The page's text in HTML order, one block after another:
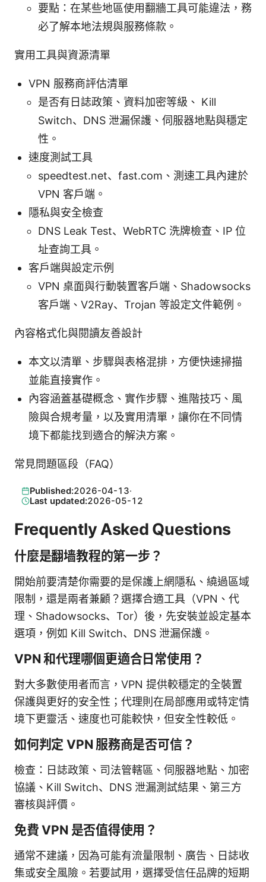
要點：在某些地區使用翻牆工具可能違法，務
必了解本地法規與服務條款。
實用工具與資源清單
VPN 服務商評估清單
是否有日誌政策、資料加密等級、 Kill
Switch、DNS 泄漏保護、伺服器地點與穩定
性。
速度測試工具
speedtest.net、fast.com、測速工具內建於
VPN 客戶端。
隱私與安全檢查
DNS Leak Test、WebRTC 洗牌檢查、IP 位
址查詢工具。
客戶端與設定示例
VPN 桌面與行動裝置客戶端、Shadowsocks
客戶端、V2Ray、Trojan 等設定文件範例。
內容格式化與閱讀友善設計
本文以清單、步驟與表格混排，方便快速掃描
並能直接實作。
內容涵蓋基礎概念、實作步驟、進階技巧、風
險與合規考量，以及實用清單，讓你在不同情
境下都能找到適合的解決方案。
常見問題區段（FAQ）
Published:2026-04-13·
Last updated:2026-05-12
Frequently Asked Questions
什麼是翻墙教程的第一步？
開始前要清楚你需要的是保護上網隱私、繞過區域
限制，還是兩者兼顧？選擇合適工具（VPN、代
理、Shadowsocks、Tor）後，先安裝並設定基本
選項，例如 Kill Switch、DNS 泄漏保護。
VPN 和代理哪個更適合日常使用？
對大多數使用者而言，VPN 提供較穩定的全裝置
保護與更好的安全性；代理則在局部應用或特定情
境下更靈活、速度也可能較快，但安全性較低。
如何判定 VPN 服務商是否可信？
檢查：日誌政策、司法管轄區、伺服器地點、加密
協議、Kill Switch、DNS 泄漏測試結果、第三方
審核與評價。
免費 VPN 是否值得使用？
通常不建議，因為可能有流量限制、廣告、日誌收
集或安全風險。若要試用，選擇受信任品牌的短期